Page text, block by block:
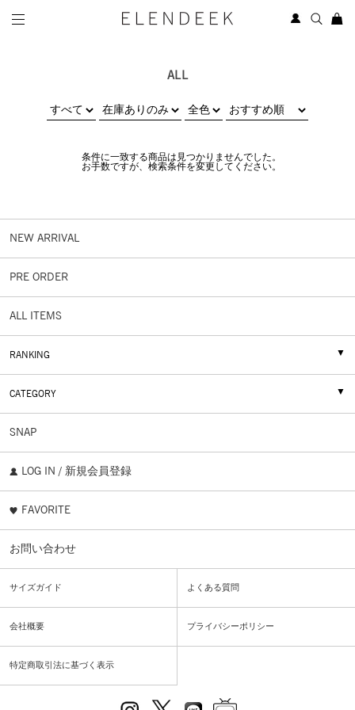
ALL
条件に一致する商品は見つかりませんでした。
お手数ですが、検索条件を変更してください。
NEW ARRIVAL
PRE ORDER
ALL ITEMS
RANKING
CATEGORY
SNAP
LOG IN / 新規会員登録
FAVORITE
お問い合わせ
サイズガイド よくある質問
会社概要 プライバシーポリシー
特定商取引法に基づく表示